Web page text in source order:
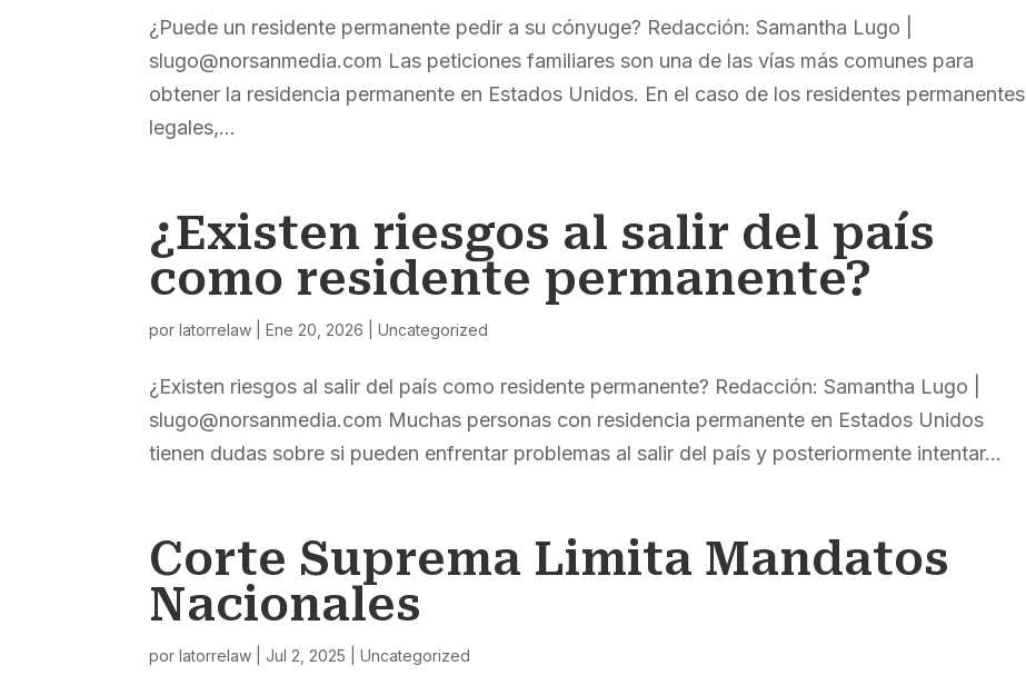
¿Puede un residente permanente pedir a su cónyuge? Redacción: Samantha Lugo |
slugo@norsanmedia.com Las peticiones familiares son una de las vías más comunes para
obtener la residencia permanente en Estados Unidos. En el caso de los residentes permanentes
legales,...
¿Existen riesgos al salir del país
como residente permanente?
porlatorrelaw |Ene 20, 2026 |Uncategorized
¿Existen riesgos al salir del país como residente permanente? Redacción: Samantha Lugo |
slugo@norsanmedia.com Muchas personas con residencia permanente en Estados Unidos
tienen dudas sobre si pueden enfrentar problemas al salir del país y posteriormente intentar...
Corte Suprema Limita Mandatos
Nacionales
porlatorrelaw |Jul 2, 2025 |Uncategorized